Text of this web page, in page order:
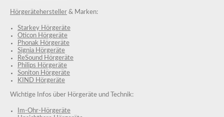
Hörgerätehersteller & Marken:
Starkey Hörgeräte
Oticon Hörgeräte
Phonak Hörgeräte
Signia Hörgeräte
ReSound Hörgeräte
Philips Hörgeräte
Soniton Hörgeräte
KIND Hörgeräte
Wichtige Infos über Hörgeräte und Technik:
Im-Ohr-Hörgeräte